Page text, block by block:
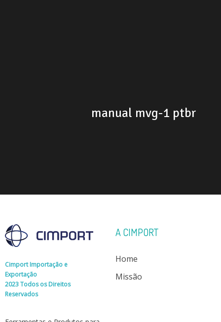
manual mvg-1 ptbr
Cimport Importação e
Exportação
2023 Todos os Direitos
Reservados
A CIMPORT
Home
Missão